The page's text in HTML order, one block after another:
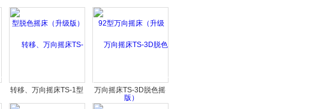
色摇床（升级版）
型万向摇床（升级版）
转移、万向摇床TS-1型
脱色摇床（升级版）
万向摇床TS-3D脱色摇
床